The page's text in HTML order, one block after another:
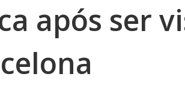
após ser